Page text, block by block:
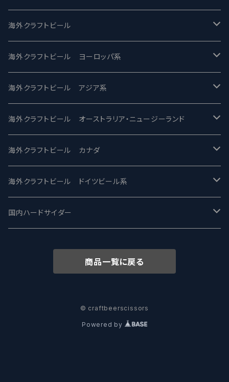
UCHU BREWING -うちゅうブルーイング
バテレ -VERTERE
2nd Story Ale Works -セカンドストーリー
ビアへるん - Beer Hearn
忽布古丹醸造 - HOP KOTAN
ワイマーケットブルーイング Y.Market Brewing
志賀高原ビール - SIGAKOGEN
箕面ビール - MINOH BEER
サンクトガーレン - Sankt Gallen
海外クラフトビール
Modern Times モダンタイムズ
Maui マウイ
Toppling Goliath トップリンゴライアス
Fair State フェアステイト
Lagunitas ラグニタス
FirestoneWalker ファイアストーン
Mikkeller ミッケラー
Hop Nation ホップネーション
海外クラフトビール ヨーロッパ系
UnBarred -アンバード
SAIREN /サイレン
ワイルドチャイルド - Wilde Child
BrewDog Brewery - ブリュードッグ
The Flying Inn / ザ フライイング イン
Lambiek Fabriek - ファブリーク
海外クラフトビール アジア系
gweilo-鬼佬 グウァイロ
Heart Of Darkness - ハートオブダークネス
Carbon brews -カーボン
TAIHU - タイフー
Behemoth - ベヒーモス
海外クラフトビール オーストラリア・ニュージーランド
ROCKY RIDGE - ロッキーリッジ
BODRIGGY BREWING ボッドリッジー
CO-CONSPIRATORS コ・コンスピレーターズ
Deep Creek Brewing Co.
8 Wired エイトワイアード
海外クラフトビール カナダ
Jackie O's ジャッキーオーズ
Westbrook ウェストブルック
Strathcona ストラスコナ
ODIN BREWING オディン
海外クラフトビール ドイツビール系
Karmeliten カーメリテン
Früh フリュー
国内ハードサイダー
商品一覧に戻る
© craftbeerscissors
Powered by